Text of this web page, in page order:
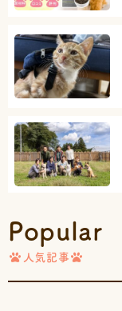
Popular
人気記事